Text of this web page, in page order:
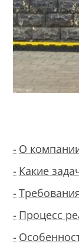
О
Какие
Процесс